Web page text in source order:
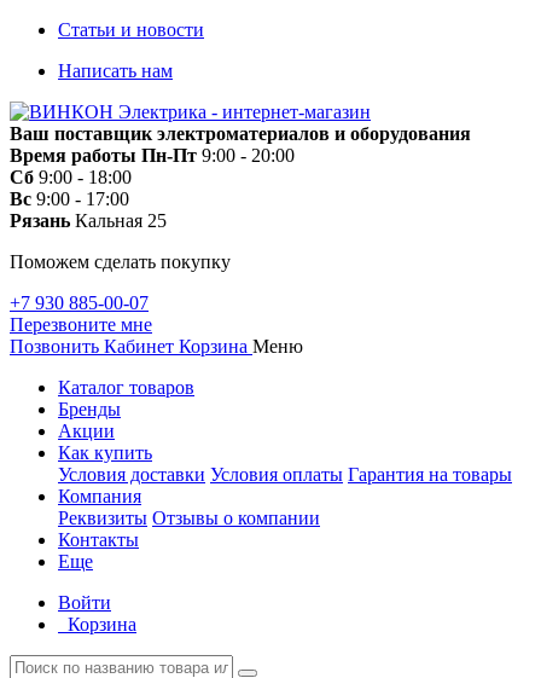
Статьи и новости
Написать нам
Ваш поставщик электроматериалов и оборудования
Время работы Пн-Пт 9:00 - 20:00
Сб 9:00 - 18:00
Вс 9:00 - 17:00
Рязань Кальная 25
Поможем сделать покупку
+7 930 885-00-07
Перезвоните мне
Позвонить Кабинет Корзина Меню
Каталог товаров
Бренды
Акции
Как купить
Условия доставки Условия оплаты Гарантия на товары
Компания
Реквизиты Отзывы о компании
Контакты
Еще
Войти
Корзина